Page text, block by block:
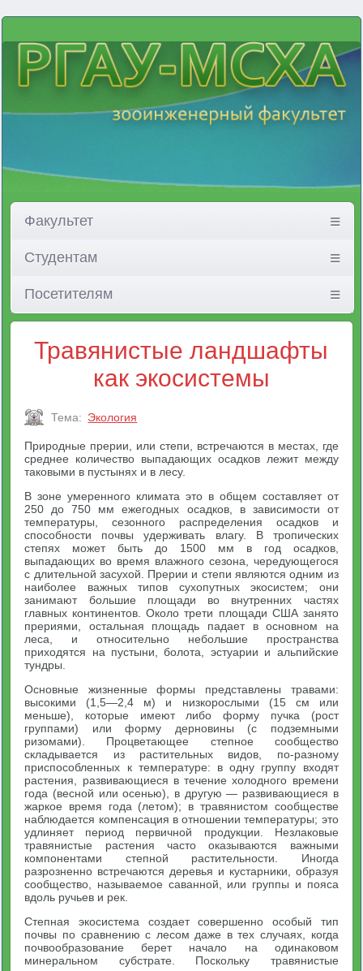
Факультет
Студентам
Посетителям
Травянистые ландшафты
как экосистемы
Тема: Экология
Природные прерии, или степи, встречаются в местах, где
среднее количество выпадающих осадков лежит между
таковыми в пустынях и в лесу.
В зоне умеренного климата это в общем составляет от
250 до 750 мм ежегодных осадков, в зависимости от
температуры, сезонного распределения осадков и
способности почвы удерживать влагу. В тропических
степях может быть до 1500 мм в год осадков,
выпадающих во время влажного сезона, чередующегося
с длительной засухой. Прерии и степи являются одним из
наиболее важных типов сухопутных экосистем; они
занимают большие площади во внутренних частях
главных континентов. Около трети площади США занято
прериями, остальная площадь падает в основном на
леса, и относительно небольшие пространства
приходятся на пустыни, болота, эстуарии и альпийские
тундры.
Основные жизненные формы представлены травами:
высокими (1,5—2,4 м) и низкорослыми (15 см или
меньше), которые имеют либо форму пучка (рост
группами) или форму дерновины (с подземными
ризомами). Процветающее степное сообщество
складывается из растительных видов, по-разному
приспособленных к температуре: в одну группу входят
растения, развивающиеся в течение холодного времени
года (весной или осенью), в другую — развивающиеся в
жаркое время года (летом); в травянистом сообществе
наблюдается компенсация в отношении температуры; это
удлиняет период первичной продукции. Незлаковые
травянистые растения часто оказываются важными
компонентами степной растительности. Иногда
разрозненно встречаются деревья и кустарники, образуя
сообщество, называемое саванной, или группы и пояса
вдоль ручьев и рек.
Степная экосистема создает совершенно особый тип
почвы по сравнению с лесом даже в тех случаях, когда
почвообразование берет начало на одинаковом
минеральном субстрате. Поскольку травянистые